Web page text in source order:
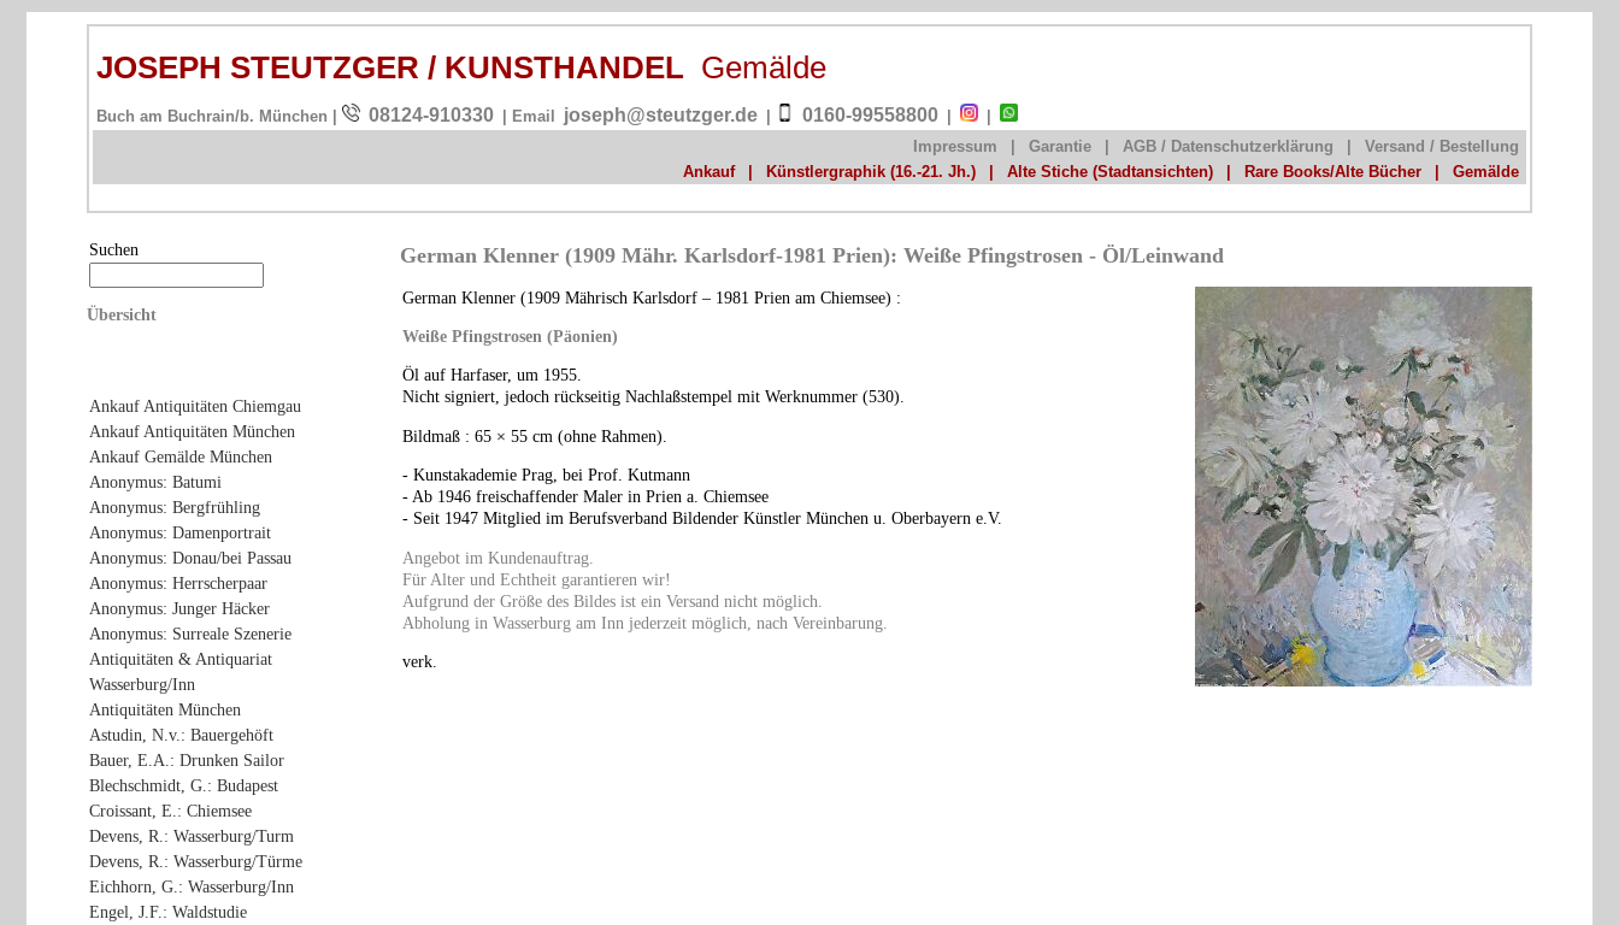
JOSEPH STEUTZGER / KUNSTHANDEL Gemälde
Buch am Buchrain/b. München | 08124-910330 | Email joseph@steutzger.de 0160-99558800
Impressum
Garantie AGB / Datenschutzerklärung
Versand / Bestellung
Ankauf
Künstlergraphik (16.-21. Jh.) Alte Stiche (Stadtansichten) Rare Books/Alte Bücher Gemälde
Suchen
Übersicht
Ankauf Antiquitäten Chiemgau
Ankauf Antiquitäten München
Ankauf Gemälde München
Anonymus: Batumi
Anonymus: Bergfrühling
Anonymus: Damenportrait
Anonymus: Donau/bei Passau
Anonymus: Herrscherpaar
Anonymus: Junger Häcker
Anonymus: Surreale Szenerie
Antiquitäten & Antiquariat
Wasserburg/Inn
Antiquitäten München
Astudin, N.v.: Bauergehöft
Bauer, E.A.: Drunken Sailor
Blechschmidt, G.: Budapest
Croissant, E.: Chiemsee
Devens, R.: Wasserburg/Turm
Devens, R.: Wasserburg/Türme
Eichhorn, G.: Wasserburg/Inn
Engel, J.F.: Waldstudie
German Klenner (1909 Mähr. Karlsdorf-1981 Prien): Weiße Pfingstrosen - Öl/Leinwand
German Klenner (1909 Mährisch Karlsdorf – 1981 Prien am Chiemsee) :
Weiße Pfingstrosen (Päonien)
Öl auf Harfaser, um 1955.
Nicht signiert, jedoch rückseitig Nachlaßstempel mit Werknummer (530).
Bildmaß : 65 × 55 cm (ohne Rahmen).
- Kunstakademie Prag, bei Prof. Kutmann
- Ab 1946 freischaffender Maler in Prien a. Chiemsee
- Seit 1947 Mitglied im Berufsverband Bildender Künstler München u. Oberbayern e.V.
Angebot im Kundenauftrag.
Für Alter und Echtheit garantieren wir!
Aufgrund der Größe des Bildes ist ein Versand nicht möglich.
Abholung in Wasserburg am Inn jederzeit möglich, nach Vereinbarung.
verk.